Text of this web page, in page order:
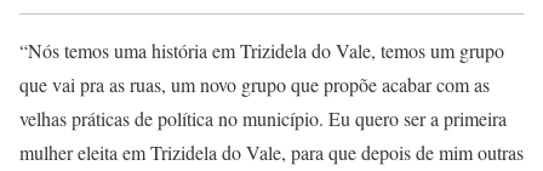
“Nós temos uma história em Trizidela do Vale, temos um grupo
que vai pra as ruas, um novo grupo que propõe acabar com as
velhas práticas de política no município. Eu quero ser a primeira
mulher eleita em Trizidela do Vale, para que depois de mim outras